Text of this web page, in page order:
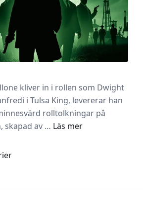
kliver in i rollen som Dwight
i Tulsa King, levererar han
rolltolkningar på
skapad av … Läs mer